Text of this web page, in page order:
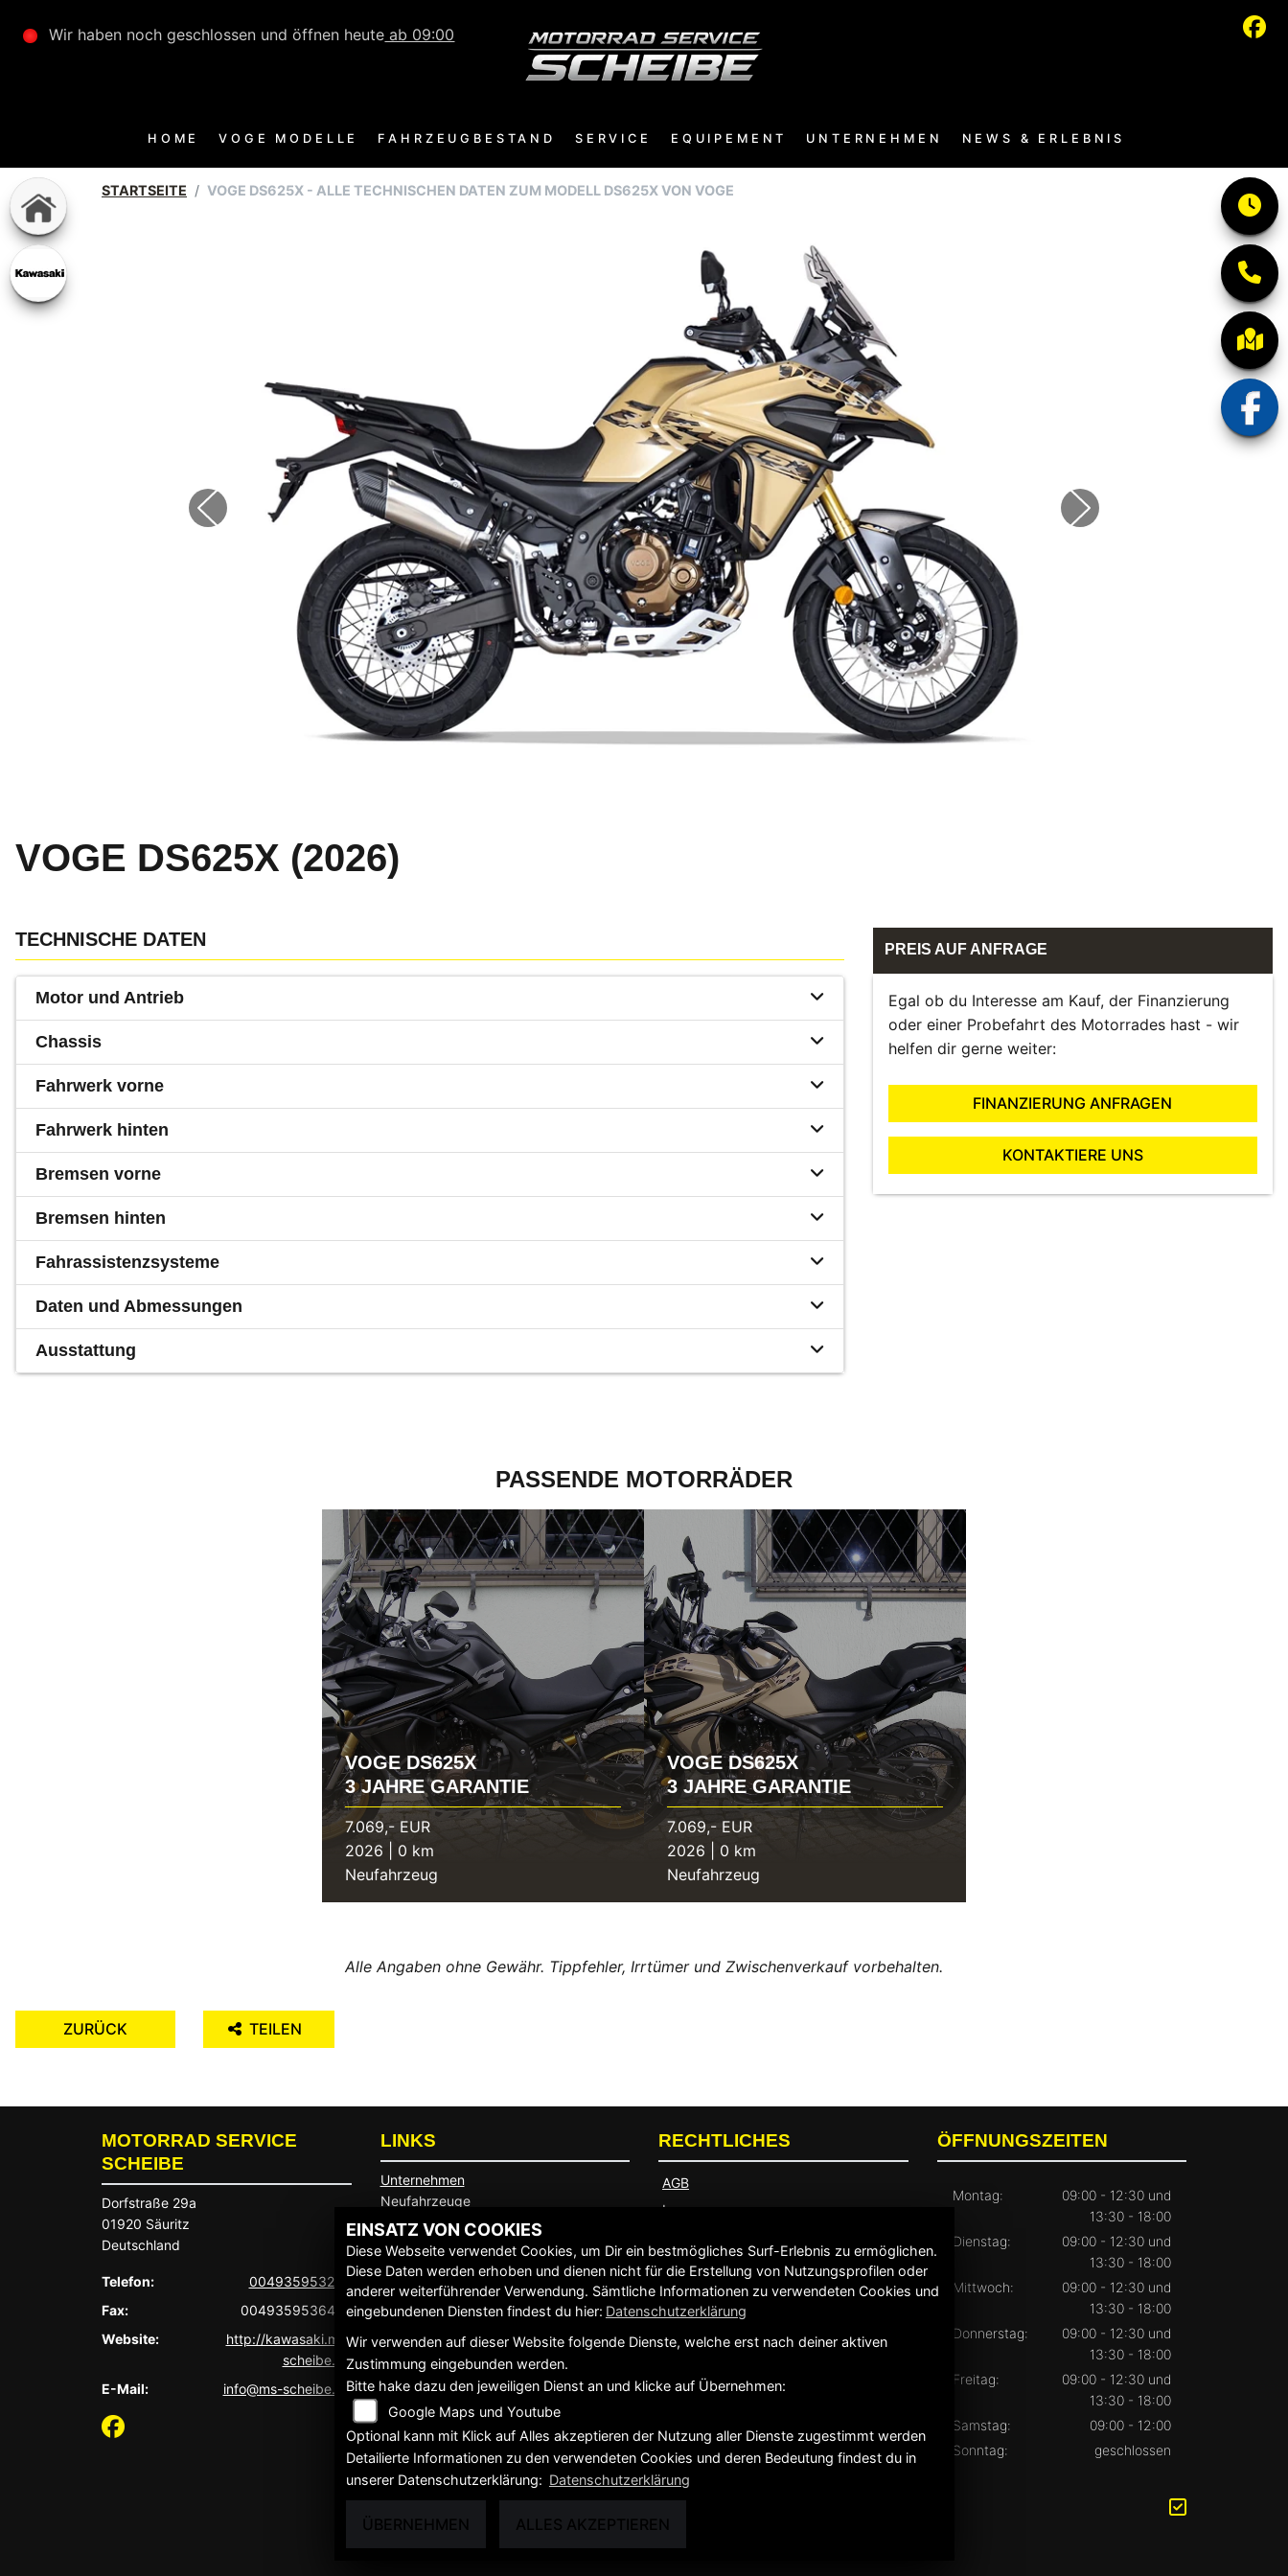
Wir haben noch geschlossen und öffnen heute ab 09:00
HOME VOGE MODELLE FAHRZEUGBESTAND SERVICE EQUIPEMENT UNTERNEHMEN NEWS & ERLEBNIS
STARTSEITE VOGE DS625X - ALLE TECHNISCHEN DATEN ZUM MODELL DS625X VON VOGE
VOGE DS625X (2026)
TECHNISCHE DATEN
Motor und Antrieb
Chassis
Fahrwerk vorne
Fahrwerk hinten
Bremsen vorne
Bremsen hinten
Fahrassistenzsysteme
Daten und Abmessungen
Ausstattung
PREIS AUF ANFRAGE
Egal ob du Interesse am Kauf, der Finanzierung
oder einer Probefahrt des Motorrades hast - wir
helfen dir gerne weiter:
FINANZIERUNG ANFRAGEN
KONTAKTIERE UNS
PASSENDE MOTORRÄDER
VOGE DS625X
3 JAHRE GARANTIE
7.069,- EUR
2026 | 0 km
Neufahrzeug
VOGE DS625X
3 JAHRE GARANTIE
7.069,- EUR
2026 | 0 km
Neufahrzeug
Alle Angaben ohne Gewähr. Tippfehler, Irrtümer und Zwischenverkauf vorbehalten.
ZURÜCK TEILEN
MOTORRAD SERVICE
SCHEIBE
Dorfstraße 29a
01920 Säuritz
Deutschland
Telefon:
004935953230
Fax:
0049359536407
Website:
http://kawasaki.ms-
scheibe.de
E-Mail:
info@ms-scheibe.de
LINKS
Unternehmen
Neufahrzeuge
Gebrauchtfahrzeuge
Service
RECHTLICHES
AGB
Impressum
Disclaimer
Barrierefreiheit
ÖFFNUNGSZEITEN
Montag:
09:00 - 12:30 und
13:30 - 18:00
Dienstag:
09:00 - 12:30 und
13:30 - 18:00
Mittwoch:
09:00 - 12:30 und
13:30 - 18:00
Donnerstag:
09:00 - 12:30 und
13:30 - 18:00
Freitag:
09:00 - 12:30 und
13:30 - 18:00
Samstag:
09:00 - 12:00
Sonntag:
geschlossen
EINSATZ VON COOKIES
Diese Webseite verwendet Cookies, um Dir ein bestmögliches Surf-Erlebnis zu ermöglichen.
Diese Daten werden erhoben und dienen nicht für die Erstellung von Nutzungsprofilen oder
anderer weiterführender Verwendung. Sämtliche Informationen zu verwendeten Cookies und
eingebundenen Diensten findest du hier: Datenschutzerklärung
Wir verwenden auf dieser Website folgende Dienste, welche erst nach deiner aktiven
Zustimmung eingebunden werden.
Bitte hake dazu den jeweiligen Dienst an und klicke auf Übernehmen:
Google Maps und Youtube
Optional kann mit Klick auf Alles akzeptieren der Nutzung aller Dienste zugestimmt werden
Detailierte Informationen zu den verwendeten Cookies und deren Bedeutung findest du in
unserer Datenschutzerklärung: Datenschutzerklärung
ÜBERNEHMEN ALLES AKZEPTIEREN